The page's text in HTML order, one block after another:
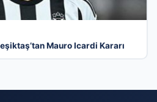
Mauro Icardi Kararı